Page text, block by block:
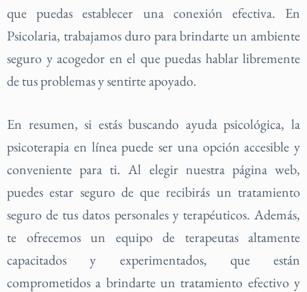
que puedas establecer una conexión efectiva. En
Psicolaria, trabajamos duro para brindarte un ambiente
seguro y acogedor en el que puedas hablar libremente
de tus problemas y sentirte apoyado.
En resumen, si estás buscando ayuda psicológica, la
psicoterapia en línea puede ser una opción accesible y
conveniente para ti. Al elegir nuestra página web,
puedes estar seguro de que recibirás un tratamiento
segurode tus datos personales y terapéuticos. Además,
te ofrecemos un equipo de terapeutas altamente
capacitados y experimentados, que están
comprometidos a brindarte un tratamiento efectivo y